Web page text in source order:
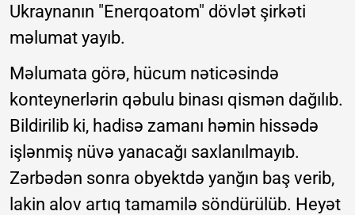
Ukraynanın "Enerqoatom" dövlət şirkəti
məlumat yayıb.
Məlumata görə, hücum nəticəsində
konteynerlərin qəbulu binası qismən dağılıb.
Bildirilib ki, hadisə zamanı həmin hissədə
işlənmiş nüvə yanacağı saxlanılmayıb.
Zərbədən sonra obyektdə yanğın baş verib,
lakin alov artıq tamamilə söndürülüb. Heyət